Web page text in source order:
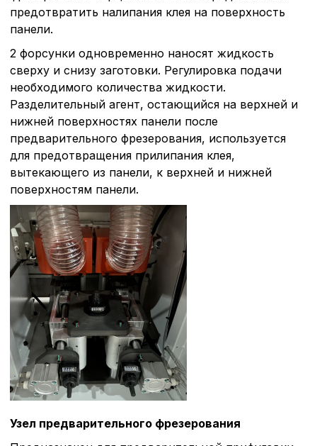
предотвратить налипания клея на поверхность
панели.
2 форсунки одновременно наносят жидкость
сверху и снизу заготовки. Регулировка подачи
необходимого количества жидкости.
Разделительный агент, остающийся на верхней и
нижней поверхностях панели после
предварительного фрезерования, используется
для предотвращения прилипания клея,
вытекающего из панели, к верхней и нижней
поверхностям панели.
Узел предварительного фрезерования